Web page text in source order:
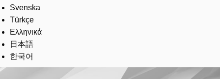
Svenska
Türkçe
Ελληνικά
日本語
한국어